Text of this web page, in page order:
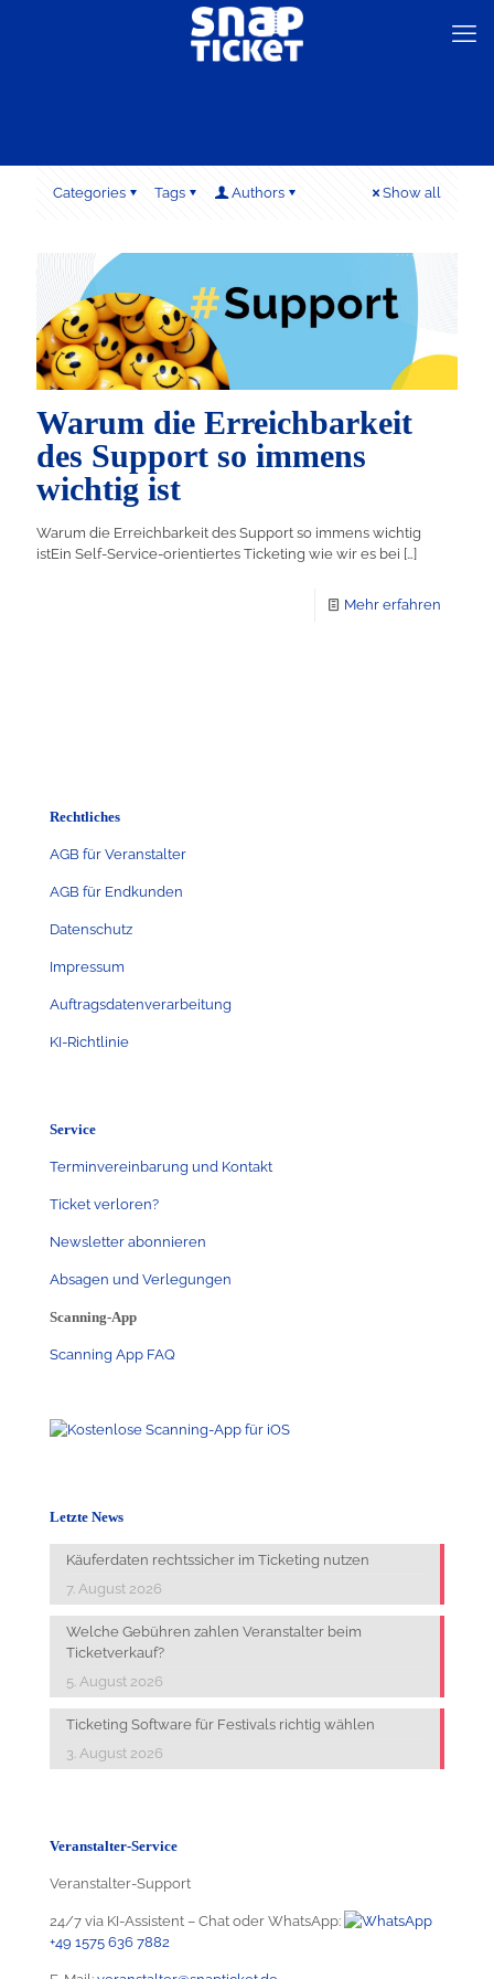
Categories Tags Authors Show all
Warum die Erreichbarkeit
des Support so immens
wichtig ist
Warum die Erreichbarkeit des Support so immens wichtig
istEin Self-Service-orientiertes Ticketing wie wir es bei […]
Mehr erfahren
Rechtliches
AGB für Veranstalter
AGB für Endkunden
Datenschutz
Impressum
Auftragsdatenverarbeitung
KI-Richtlinie
Service
Terminvereinbarung und Kontakt
Ticket verloren?
Newsletter abonnieren
Absagen und Verlegungen
Scanning-App
Scanning App FAQ
Letzte News
Käuferdaten rechtssicher im Ticketing nutzen
7. August 2026
Welche Gebühren zahlen Veranstalter beim
Ticketverkauf?
5. August 2026
Ticketing Software für Festivals richtig wählen
3. August 2026
Veranstalter-Service
Veranstalter-Support
24/7 via KI-Assistent – Chat oder WhatsApp:
+49 1575 636 7882